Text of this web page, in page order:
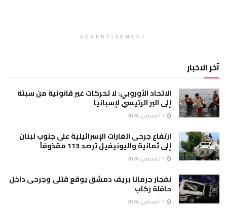
ADVERTISEMENT
آخر الاخبار
الاتحاد الأوروبي: لا تحركات غير قانونية من سبتة
إلى البر الرئيسي لإسبانيا
ارتفاع جرحى الغارات الإسرائيلية على جنوب لبنان
إلى ثمانية واليونيفيل ترصد 113 مقذوفاً
نفجار جرمانا بريف دمشق يوقع قتلى وجرحى داخل
حافلة ركاب